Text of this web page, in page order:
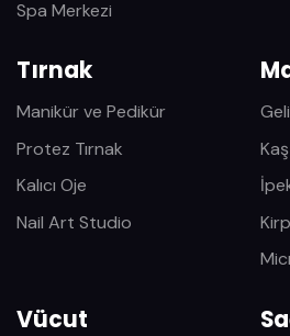
Spa Merkezi
Tırnak
Manikür ve Pedikür
Protez Tırnak
Kalıcı Oje
Nail Art Studio
Vücut